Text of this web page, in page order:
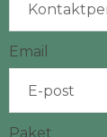
Email
Paket